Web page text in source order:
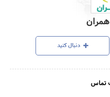
دنبال کنید
تماس